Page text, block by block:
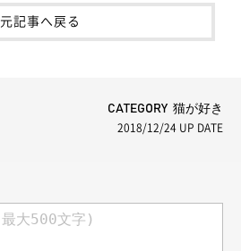
元記事へ戻る
CATEGORY 猫が好き
2018/12/24 UP DATE